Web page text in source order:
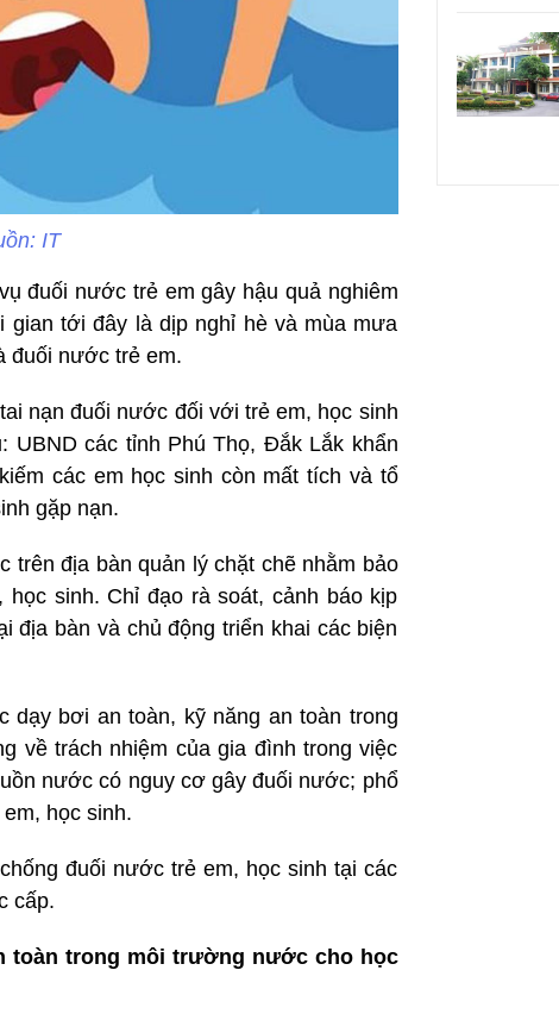
IT
đuối nước trẻ em gây hậu quả nghiêm
tới đây là dịp nghỉ hè và mùa mưa
đuối nước trẻ em.
nạn đuối nước đối với trẻ em, học sinh
các tỉnh Phú Thọ, Đắk Lắk khẩn
các em học sinh còn mất tích và tổ
gặp nạn.
trên địa bàn quản lý chặt chẽ nhằm bảo
sinh. Chỉ đạo rà soát, cảnh báo kịp
địa bàn và chủ động triển khai các biện
bơi an toàn, kỹ năng an toàn trong
về trách nhiệm của gia đình trong việc
nước có nguy cơ gây đuối nước; phổ
học sinh.
đuối nước trẻ em, học sinh tại các
cấp.
toàn trong môi trường nước cho học